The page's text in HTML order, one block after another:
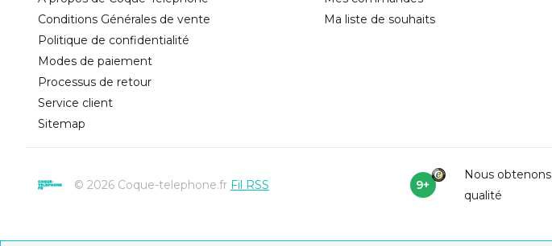
Conditions Générales de vente
Politique de confidentialité
Modes de paiement
Processus de retour
Service client
Sitemap
Ma liste de souhaits
© 2026 Coque-telephone.fr Fil RSS 9+
Nous obtenons
qualité